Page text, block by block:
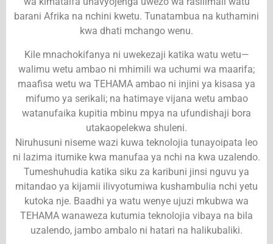
barani Afrika na nchini kwetu. Tunatambua na kuthamini
kwa dhati mchango wenu.
Kile mnachokifanya ni uwekezaji katika watu wetu—
walimu wetu ambao ni mhimili wa uchumi wa maarifa;
maafisa wetu wa TEHAMA ambao ni injini ya kisasa ya
mifumo ya serikali; na hatimaye vijana wetu ambao
watanufaika kupitia mbinu mpya na ufundishaji bora
utakaopelekwa shuleni.
Niruhusuni niseme wazi kuwa teknolojia tunayoipata leo
ni lazima itumike kwa manufaa ya nchi na kwa uzalendo.
Tumeshuhudia katika siku za karibuni jinsi nguvu ya
mitandao ya kijamii ilivyotumiwa kushambulia nchi yetu
kutoka nje. Baadhi ya watu wenye ujuzi mkubwa wa
TEHAMA wanaweza kutumia teknolojia vibaya na bila
uzalendo, jambo ambalo ni hatari na halikubaliki.